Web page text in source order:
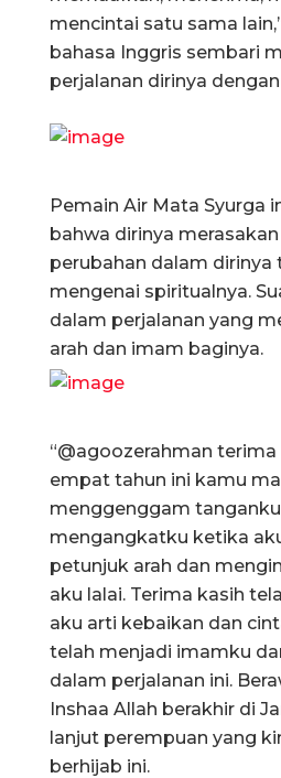
mencintai satu sama
bahasa Inggris sembari
perjalanan dirinya
Pemain Air Mata Syurga
bahwa dirinya
perubahan dalam dirinya
mengenai spiritualnya.
dalam perjalanan yang
arah dan imam baginya.
“@agoozerahman
empat tahun ini kamu
menggenggam
mengangkatku ketika
petunjuk arah dan
aku lalai. Terima kasih
aku arti kebaikan dan
telah menjadi imamku
dalam perjalanan ini.
Inshaa Allah berakhir di
lanjut perempuan yang
berhijab ini.